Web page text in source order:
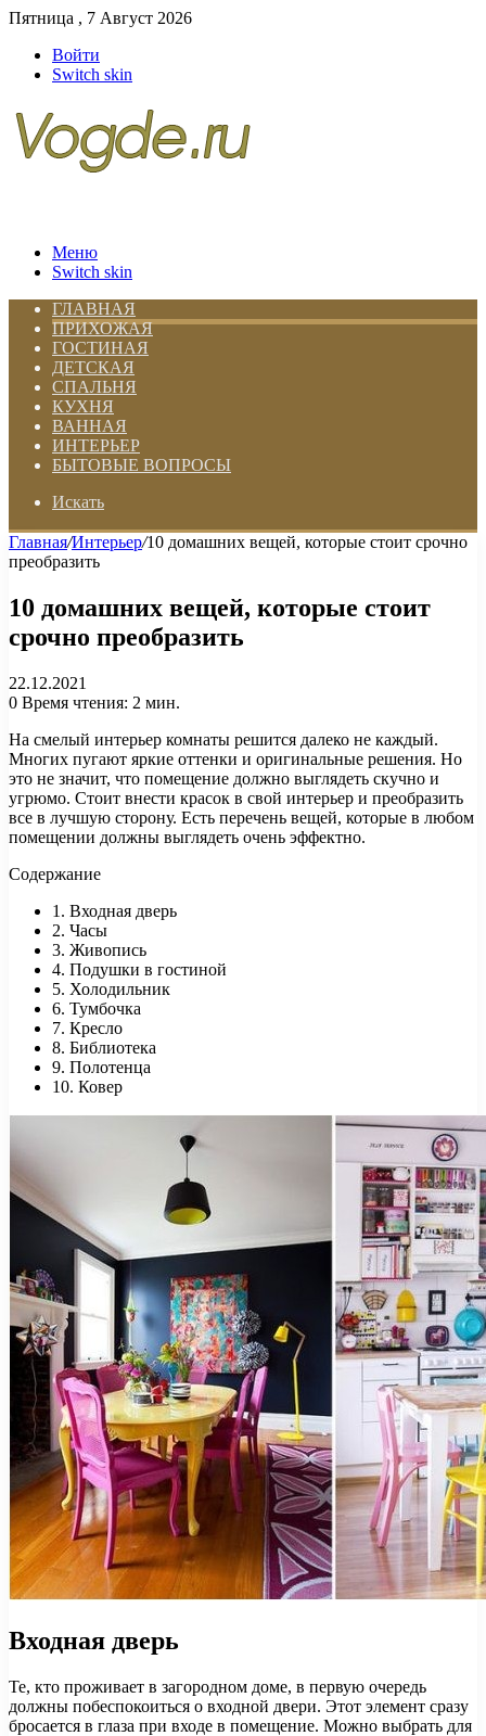
Пятница , 7 Август 2026
Войти
Switch skin
Меню
Switch skin
ГЛАВНАЯ
ПРИХОЖАЯ
ГОСТИНАЯ
ДЕТСКАЯ
СПАЛЬНЯ
КУХНЯ
ВАННАЯ
ИНТЕРЬЕР
БЫТОВЫЕ ВОПРОСЫ
Искать
Главная/Интерьер/10 домашних вещей, которые стоит срочно
преобразить
10 домашних вещей, которые стоит
срочно преобразить
22.12.2021
0 Время чтения: 2 мин.
На смелый интерьер комнаты решится далеко не каждый.
Многих пугают яркие оттенки и оригинальные решения. Но
это не значит, что помещение должно выглядеть скучно и
угрюмо. Стоит внести красок в свой интерьер и преобразить
все в лучшую сторону. Есть перечень вещей, которые в любом
помещении должны выглядеть очень эффектно.
Содержание
1. Входная дверь
2. Часы
3. Живопись
4. Подушки в гостиной
5. Холодильник
6. Тумбочка
7. Кресло
8. Библиотека
9. Полотенца
10. Ковер
Входная дверь
Те, кто проживает в загородном доме, в первую очередь
должны побеспокоиться о входной двери. Этот элемент сразу
бросается в глаза при входе в помещение. Можно выбрать для